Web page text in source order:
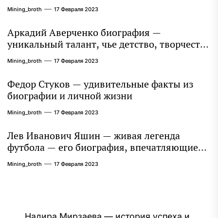
интересные факты
Mining_broth 17 Февраля 2023
Аркадий Аверченко биография —
уникальный талант, чье детство, творчество
и литературное наследие продолжают
восхищать миллионы
Mining_broth 17 Февраля 2023
Федор Стуков — удивительные факты из
биографии и личной жизни
Mining_broth 17 Февраля 2023
Лев Иванович Яшин — живая легенда
футбола — его биография, впечатляющие
достижения и интересная личная жизнь
Mining_broth 17 Февраля 2023